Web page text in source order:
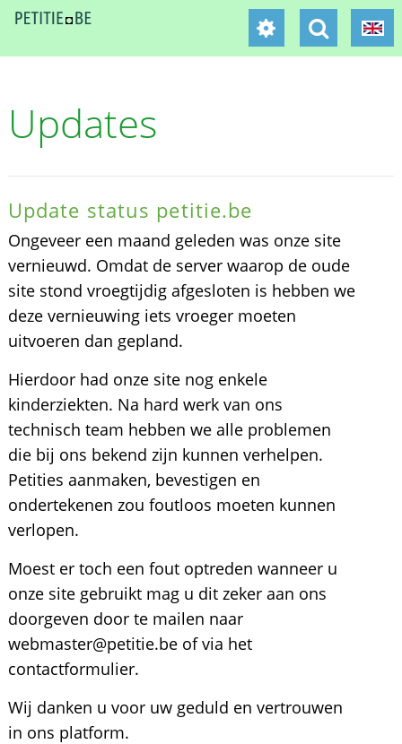
Updates
Update status petitie.be
Ongeveer een maand geleden was onze site
vernieuwd. Omdat de server waarop de oude
site stond vroegtijdig afgesloten is hebben we
deze vernieuwing iets vroeger moeten
uitvoeren dan gepland.
Hierdoor had onze site nog enkele
kinderziekten. Na hard werk van ons
technisch team hebben we alle problemen
die bij ons bekend zijn kunnen verhelpen.
Petities aanmaken, bevestigen en
ondertekenen zou foutloos moeten kunnen
verlopen.
Moest er toch een fout optreden wanneer u
onze site gebruikt mag u dit zeker aan ons
doorgeven door te mailen naar
webmaster@petitie.be of via het
contactformulier.
Wij danken u voor uw geduld en vertrouwen
in ons platform.